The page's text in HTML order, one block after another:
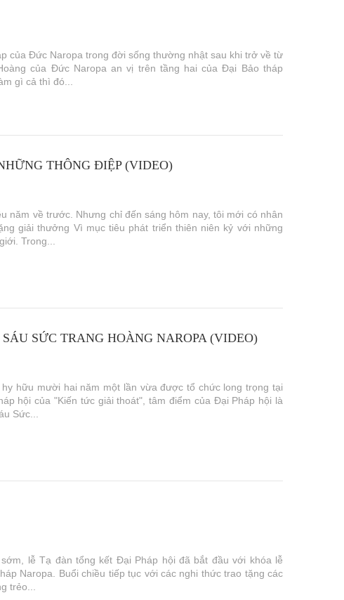
của Đức Naropa trong đời sống thường nhật sau khi trở về từ
của Đức Naropa an vị trên tầng hai của Đại Bảo tháp
gì cả thì đó...
THÔNG ĐIỆP (VIDEO)
về trước. Nhưng chỉ đến sáng hôm nay, tôi mới có nhân
giải thưởng Vì mục tiêu phát triển thiên niên kỷ với những
Trong...
SỨC TRANG HOÀNG NAROPA (VIDEO)
hữu mười hai năm một lần vừa được tổ chức long trọng tại
hội của "Kiến tức giải thoát", tâm điểm của Đại Pháp hội là
Sức...
lễ Tạ đàn tổng kết Đại Pháp hội đã bắt đầu với khóa lễ
Naropa. Buổi chiều tiếp tục với các nghi thức trao tặng các
trẻo...